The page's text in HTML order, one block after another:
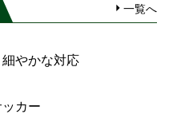
一覧へ
細やかな対応
カー